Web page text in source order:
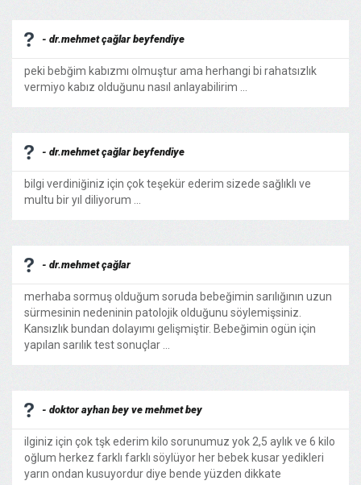
- dr.mehmet çağlar beyfendiye
peki bebğim kabızmı olmuştur ama herhangi bi rahatsızlık
vermiyo kabız olduğunu nasıl anlayabilirim ...
- dr.mehmet çağlar beyfendiye
bilgi verdiniğiniz için çok teşekür ederim sizede sağlıklı ve
multu bir yıl diliyorum ...
- dr.mehmet çağlar
merhaba sormuş olduğum soruda bebeğimin sarılığının uzun
sürmesinin nedeninin patolojik olduğunu söylemişsiniz.
Kansızlık bundan dolayımı gelişmiştir. Bebeğimin ogün için
yapılan sarılık test sonuçlar ...
- doktor ayhan bey ve mehmet bey
ilginiz için çok tşk ederim kilo sorunumuz yok 2,5 aylık ve 6 kilo
oğlum herkez farklı farklı söylüyor her bebek kusar yedikleri
yarın ondan kusuyordur diye bende yüzden dikkate